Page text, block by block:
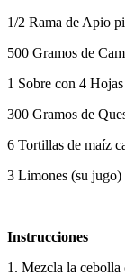
1/2 Rama de Apio
500 Gramos de
1 Sobre con 4
300 Gramos de
6 Tortillas de maíz
3 Limones (su jugo)
Instrucciones
1. Mezcla la cebolla